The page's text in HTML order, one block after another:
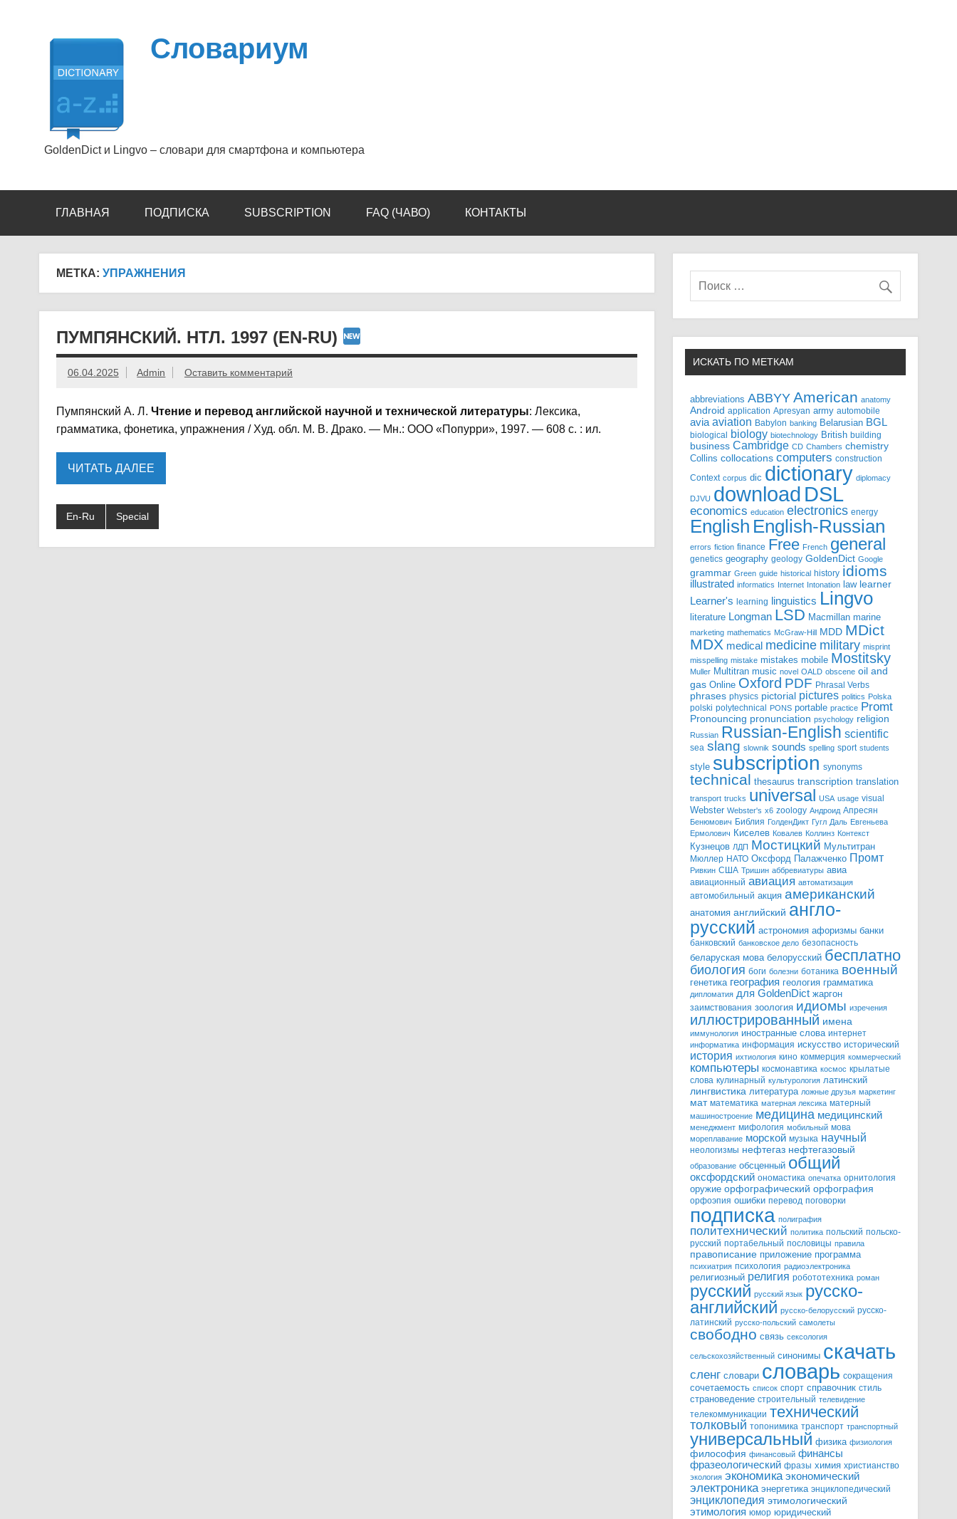
Словариум
GoldenDict и Lingvo – словари для смартфона и компьютера
ГЛАВНАЯ ПОДПИСКА SUBSCRIPTION FAQ (ЧАВО) КОНТАКТЫ
МЕТКА: УПРАЖНЕНИЯ
ПУМПЯНСКИЙ. НТЛ. 1997 (EN-RU)
06.04.2025 Admin Оставить комментарий
Пумпянский А. Л. Чтение и перевод английской научной и технической литературы: Лексика,
грамматика, фонетика, упражнения / Худ. обл. М. В. Драко. — Мн.: ООО «Попурри», 1997. — 608 с. : ил.
ЧИТАТЬ ДАЛЕЕ
En-Ru Special
ИСКАТЬ ПО МЕТКАМ
abbreviations ABBYY American anatomy
Android application Apresyan army automobile
avia aviation Babylon banking Belarusian BGL
biological biology biotechnology British building
business Cambridge CD Chambers chemistry
Collins collocations computers construction
Context corpus dic dictionary diplomacy
DJVU download DSL
economics education electronics energy
English English-Russian
errors fiction finance Free French general
genetics geography geology GoldenDict Google
grammar Green guide historical history idioms
illustrated informatics Internet Intonation law learner
Learner's learning linguistics Lingvo
literature Longman LSD Macmillan marine
marketing mathematics McGraw-Hill MDD MDict
MDX medical medicine military misprint
misspelling mistake mistakes mobile Mostitsky
Muller Multitran music novel OALD obscene oil and
gas Online Oxford PDF Phrasal Verbs
phrases physics pictorial pictures politics Polska
polski polytechnical PONS portable practice Promt
Pronouncing pronunciation psychology religion
Russian Russian-English scientific
sea slang slownik sounds spelling sport students
style subscription synonyms
technical thesaurus transcription translation
transport trucks universal USA usage visual
Webster Webster's x6 zoology Андроид Апресян
Бенюмович Библия ГолденДикт Гугл Даль Евгеньева
Ермолович Киселев Ковалев Коллинз Контекст
Кузнецов ЛДП Мостицкий Мультитран
Мюллер НАТО Оксфорд Палажченко Промт
Ривкин США Тришин аббревиатуры авиа
авиационный авиация автоматизация
автомобильный акция американский
анатомия английский англо-
русский астрономия афоризмы банки
банковский банковское дело безопасность
беларуская мова белорусский бесплатно
биология боги болезни ботаника военный
генетика география геология грамматика
дипломатия для GoldenDict жаргон
заимствования зоология идиомы изречения
иллюстрированный имена
иммунология иностранные слова интернет
информатика информация искусство исторический
история ихтиология кино коммерция коммерческий
компьютеры космонавтика космос крылатые
слова кулинарный культурология латинский
лингвистика литература ложные друзья маркетинг
мат математика матерная лексика матерный
машиностроение медицина медицинский
менеджмент мифология мобильный мова
мореплавание морской музыка научный
неологизмы нефтегаз нефтегазовый
образование обсценный общий
оксфордский ономастика опечатка орнитология
оружие орфографический орфография
орфоэпия ошибки перевод поговорки
подписка полиграфия
политехнический политика польский польско-
русский портабельный пословицы правила
правописание приложение программа
психиатрия психология радиоэлектроника
религиозный религия робототехника роман
русский русский язык русско-
английский русско-белорусский русско-
латинский русско-польский самолеты
свободно связь сексология
сельскохозяйственный синонимы скачать
сленг словари словарь сокращения
сочетаемость список спорт справочник стиль
страноведение строительный телевидение
телекоммуникации технический
толковый топонимика транспорт транспортный
универсальный физика физиология
философия финансовый финансы
фразеологический фразы химия христианство
экология экономика экономический
электроника энергетика энциклопедический
энциклопедия этимологический
этимология юмор юридический